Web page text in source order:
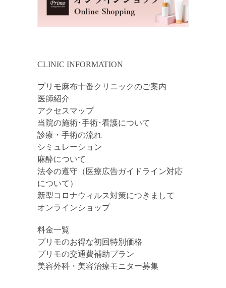
CLINIC INFORMATION
プリモ麻布十番クリニックのご案内
医師紹介
アクセスマップ
当院の施術･手術･看護について
診療・手術の流れ
シミュレーション
麻酔について
法令の遵守（医療広告ガイドライン対応
について）
新型コロナウィルス対策につきまして
オンラインショップ
料金一覧
プリモのお得な初回特別価格
プリモの交通費補助プラン
美容外科・美容治療モニター募集